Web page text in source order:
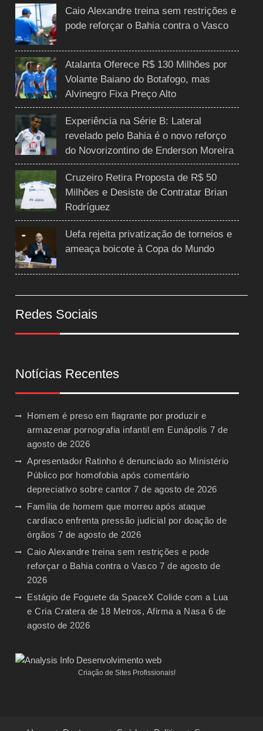
Caio Alexandre treina sem restrições e
pode reforçar o Bahia contra o Vasco
Atalanta Oferece R$ 130 Milhões por
Volante Baiano do Botafogo, mas
Alvinegro Fixa Preço Alto
Experiência na Série B: Lateral
revelado pelo Bahia é o novo reforço
do Novorizontino de Enderson Moreira
Cruzeiro Retira Proposta de R$ 50
Milhões e Desiste de Contratar Brian
Rodríguez
Uefa rejeita privatização de torneios e
ameaça boicote à Copa do Mundo
Redes Sociais
Notícias Recentes
Homem é preso em flagrante por produzir e
armazenar pornografia infantil em Eunápolis 7 de
agosto de 2026
Apresentador Ratinho é denunciado ao Ministério
Público por homofobia após comentário
depreciativo sobre cantor 7 de agosto de 2026
Família de homem que morreu após ataque
cardíaco enfrenta pressão judicial por doação de
órgãos 7 de agosto de 2026
Caio Alexandre treina sem restrições e pode
reforçar o Bahia contra o Vasco 7 de agosto de
2026
Estágio de Foguete da SpaceX Colide com a Lua
e Cria Cratera de 18 Metros, Afirma a Nasa 6 de
agosto de 2026
Criação de Sites Profissionais!